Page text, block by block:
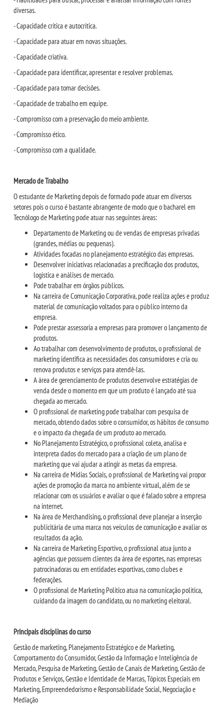
diversas.
- Capacidade crítica e autocrítica.
- Capacidade para atuar em novas situações.
- Capacidade criativa.
- Capacidade para identificar, apresentar e resolver problemas.
- Capacidade para tomar decisões.
- Capacidade de trabalho em equipe.
- Compromisso com a preservação do meio ambiente.
- Compromisso ético.
- Compromisso com a qualidade.
Mercado de Trabalho
O estudante de Marketing depois de formado pode atuar em diversos
setores pois o curso é bastante abrangente de modo que o bacharel em
Tecnólogo de Marketing pode atuar nas seguintes áreas:
Departamento de Marketing ou de vendas de empresas privadas
(grandes, médias ou pequenas).
Atividades focadas no planejamento estratégico das empresas.
Desenvolver iniciativas relacionadas a precificação dos produtos,
logística e análises de mercado.
Pode trabalhar em órgãos públicos.
Na carreira de Comunicação Corporativa, pode realiza ações e produz
material de comunicação voltados para o público interno da
empresa.
Pode prestar assessoria a empresas para promover o lançamento de
produtos.
Ao trabalhar com desenvolvimento de produtos, o profissional de
marketing identifica as necessidades dos consumidores e cria ou
renova produtos e serviços para atendê-las.
A área de gerenciamento de produtos desenvolve estratégias de
venda desde o momento em que um produto é lançado até sua
chegada ao mercado.
O profissional de marketing pode trabalhar com pesquisa de
mercado, obtendo dados sobre o consumidor, os hábitos de consumo
e o impacto da chegada de um produto ao mercado.
No Planejamento Estratégico, o profissional coleta, analisa e
interpreta dados do mercado para a criação de um plano de
marketing que vai ajudar a atingir as metas da empresa.
Na carreira de Mídias Sociais, o profissional de Marketing vai propor
ações de promoção da marca no ambiente virtual, além de se
relacionar com os usuários e avaliar o que é falado sobre a empresa
na internet.
Na área de Merchandising, o profissional deve planejar a inserção
publicitária de uma marca nos veículos de comunicação e avaliar os
resultados da ação.
Na carreira de Marketing Esportivo, o profissional atua junto a
agências que possuem clientes da área de esportes, nas empresas
patrocinadoras ou em entidades esportivas, como clubes e
federações.
O profissional de Marketing Político atua na comunicação política,
cuidando da imagem do candidato, ou no marketing eleitoral.
Principais disciplinas do curso
Gestão de marketing, Planejamento Estratégico e de Marketing,
Comportamento do Consumidor, Gestão da Informação e Inteligência de
Mercado, Pesquisa de Marketing, Gestão de Canais de Marketing, Gestão de
Produtos e Serviços, Gestão e Identidade de Marcas, Tópicos Especiais em
Marketing, Empreendedorismo e Responsabilidade Social, Negociação e
Mediação